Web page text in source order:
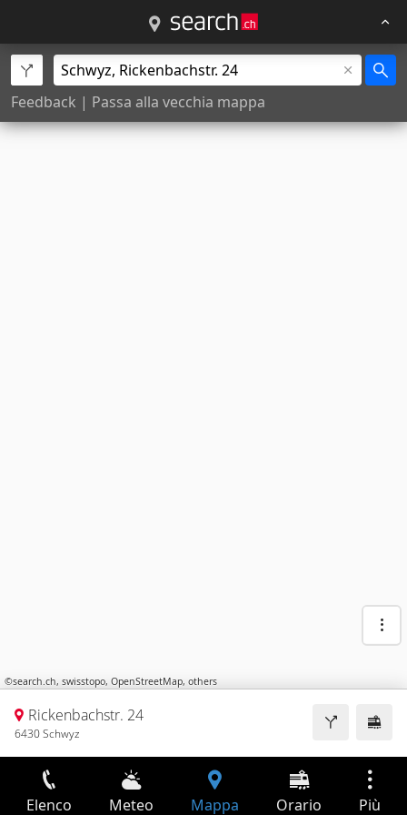
Feedback | Passa alla vecchia mappa
©search.ch, swisstopo, OpenStreetMap, others
Rickenbachstr. 24
6430 Schwyz
Elenco Meteo Mappa Orario Più